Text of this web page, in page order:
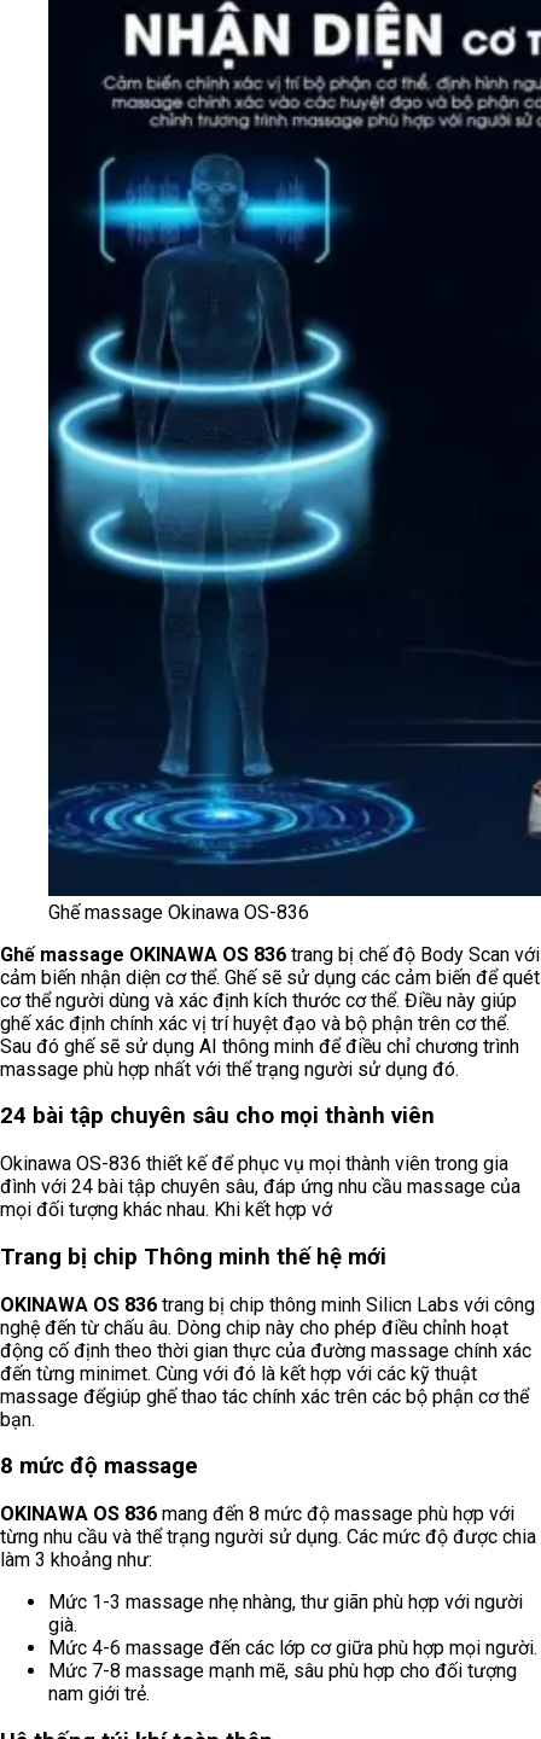
Ghế massage Okinawa OS-836
Ghế massage OKINAWA OS 836 trang bị chế độ Body Scan với
cảm biến nhận diện cơ thể. Ghế sẽ sử dụng các cảm biến để quét
cơ thể người dùng và xác định kích thước cơ thể. Điều này giúp
ghế xác định chính xác vị trí huyệt đạo và bộ phận trên cơ thể.
Sau đó ghế sẽ sử dụng AI thông minh để điều chỉ chương trình
massage phù hợp nhất với thể trạng người sử dụng đó.
24 bài tập chuyên sâu cho mọi thành viên
Okinawa OS-836 thiết kế để phục vụ mọi thành viên trong gia
đình với 24 bài tập chuyên sâu, đáp ứng nhu cầu massage của
mọi đối tượng khác nhau. Khi kết hợp vớ
Trang bị chip Thông minh thế hệ mới
OKINAWA OS 836 trang bị chip thông minh Silicn Labs với công
nghệ đến từ chấu âu. Dòng chip này cho phép điều chỉnh hoạt
động cố định theo thời gian thực của đường massage chính xác
đến từng minimet. Cùng với đó là kết hợp với các kỹ thuật
massage đểgiúp ghế thao tác chính xác trên các bộ phận cơ thể
bạn.
8 mức độ massage
OKINAWA OS 836 mang đến 8 mức độ massage phù hợp với
từng nhu cầu và thể trạng người sử dụng. Các mức độ được chia
làm 3 khoảng như:
Mức 1-3 massage nhẹ nhàng, thư giãn phù hợp với người
già.
Mức 4-6 massage đến các lớp cơ giữa phù hợp mọi người.
Mức 7-8 massage mạnh mẽ, sâu phù hợp cho đối tượng
nam giới trẻ.